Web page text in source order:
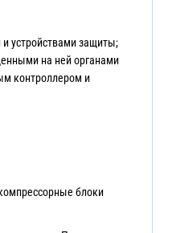
устройствами защиты;
на ней органами
контроллером и
блоки